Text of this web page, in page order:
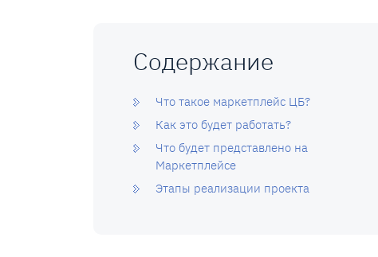
Содержание
Что такое маркетплейс ЦБ?
Как это будет работать?
Что будет представлено на
Маркетплейсе
Этапы реализации проекта